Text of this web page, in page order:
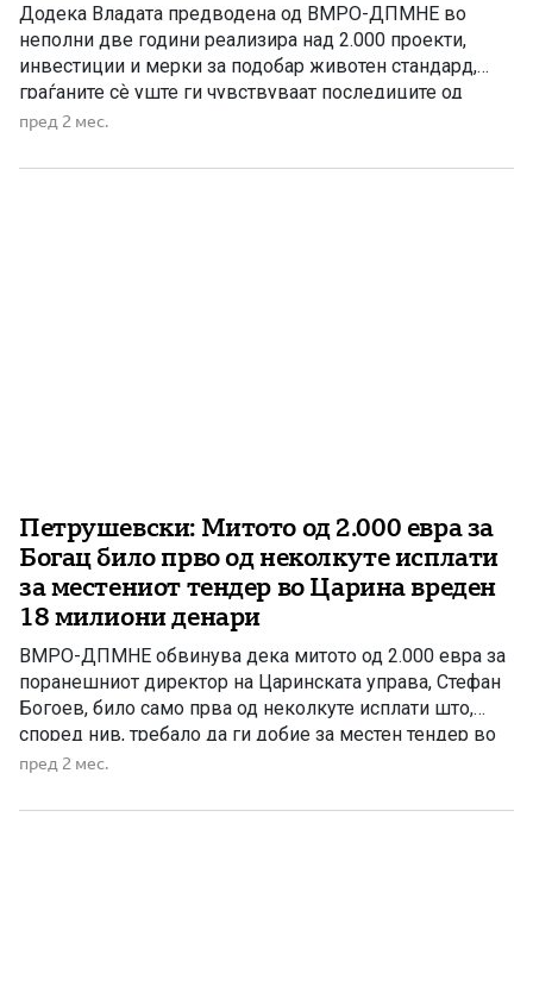
Додека Владата предводена од ВМРО-ДПМНЕ во
неполни две години реализира над 2.000 проекти,
инвестиции и мерки за подобар животен стандард,
граѓаните сѐ уште ги чувствуваат последиците од
седумгодишното владеење на СДС и ДУИ – период
скандали, афери, сомнителни тендери, злоупотреби и
пред 2 мес.
Петрушевски: Митото од 2.000 евра за
Богац било прво од неколкуте исплати
за местениот тендер во Царина вреден
18 милиони денари
ВМРО-ДПМНЕ обвинува дека митото од 2.000 евра за
поранешниот директор на Царинската управа, Стефан
Богоев, било само прва од неколкуте исплати што,
според нив, требало да ги добие за местен тендер во
Царина, вреден 18 милиони денари. Пратеникот Бране
добиени од свиркачи, Богоев митото го договарал во
пред 2 мес.